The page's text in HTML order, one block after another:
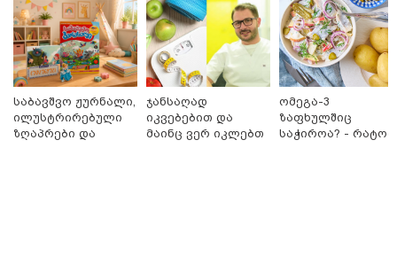
15:47 / 07-08-2026
Tower Group და BREEAM - ხარისხის საერთაშორისო
სტანდარტი ქართულ დეველოპმენტში
საბავშვო ჟურნალი,
ილუსტრირებული
ზღაპრები და
ჯანსაღად
იკვებებით და
მაინც ვერ იკლებთ
ომეგა-3
ზაფხულშიც
საჭიროა? - რატომ